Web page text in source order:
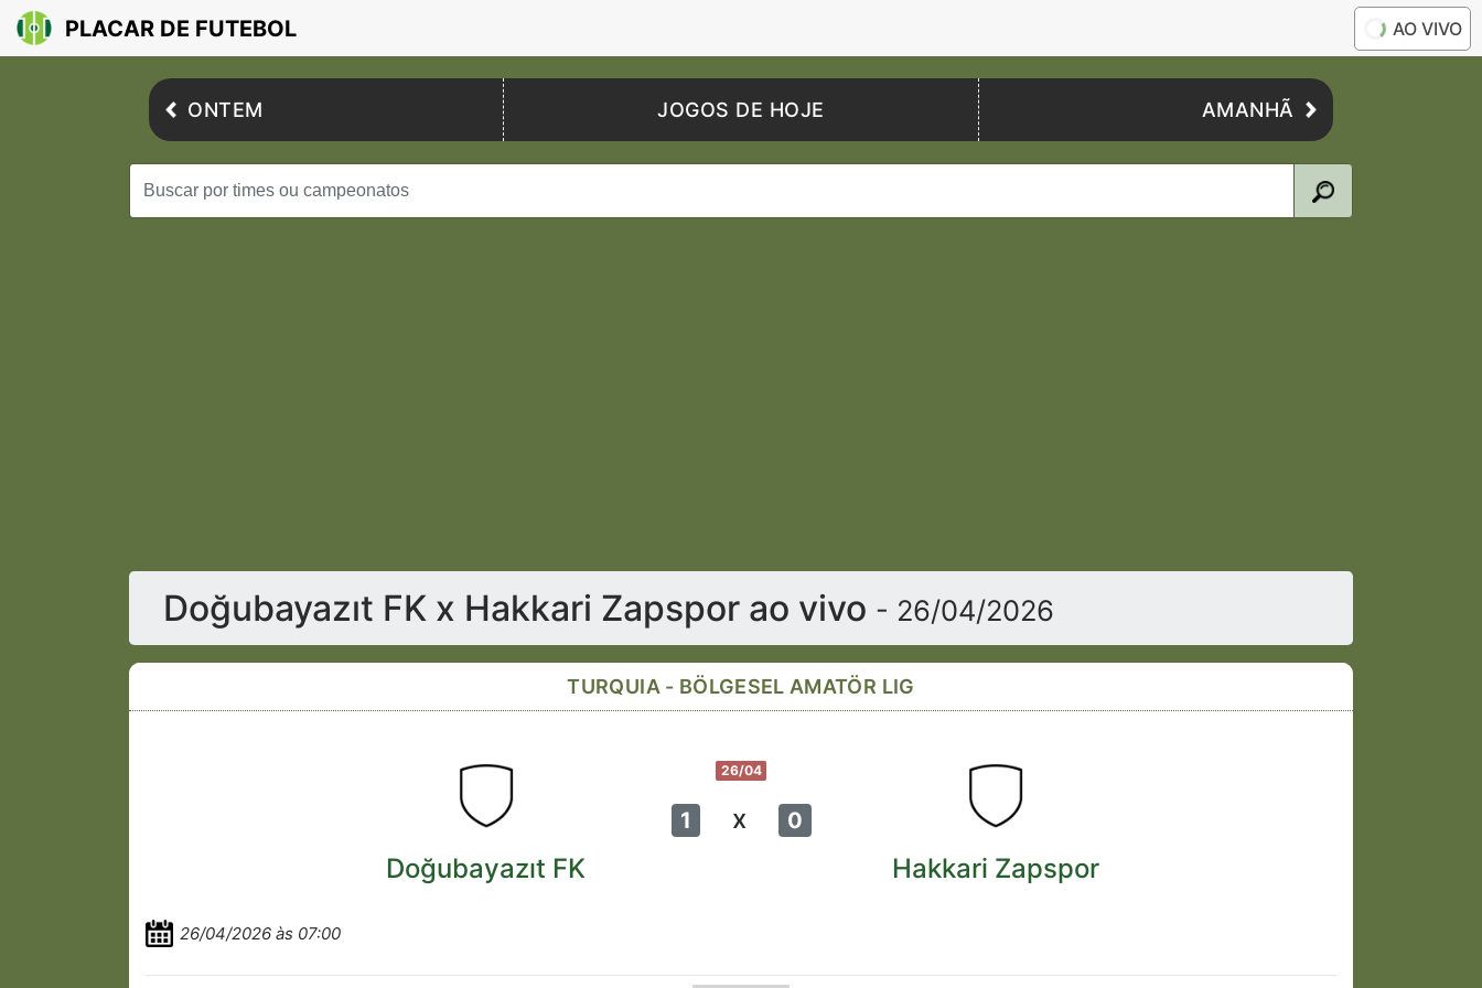
PLACAR DE FUTEBOL AO VIVO
ONTEM JOGOS DE HOJE AMANHÃ
Doğubayazıt FK x Hakkari Zapspor ao vivo - 26/04/2026
TURQUIA - BÖLGESEL AMATÖR LIG
26/04
1 x 0
Doğubayazıt FK Hakkari Zapspor
26/04/2026 às 07:00